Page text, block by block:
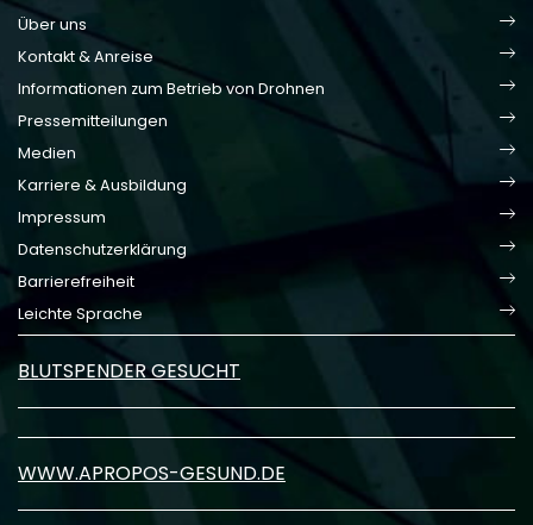
Über uns
Kontakt & Anreise
Informationen zum Betrieb von Drohnen
Pressemitteilungen
Medien
Karriere & Ausbildung
Impressum
Datenschutzerklärung
Barrierefreiheit
Leichte Sprache
BLUTSPENDER GESUCHT
WWW.APROPOS-GESUND.DE